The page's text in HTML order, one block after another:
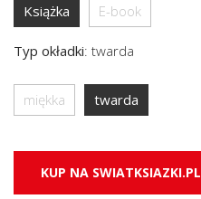
Książka E-book
Typ okładki: twarda
miękka twarda
KUP NA SWIATKSIAZKI.PL